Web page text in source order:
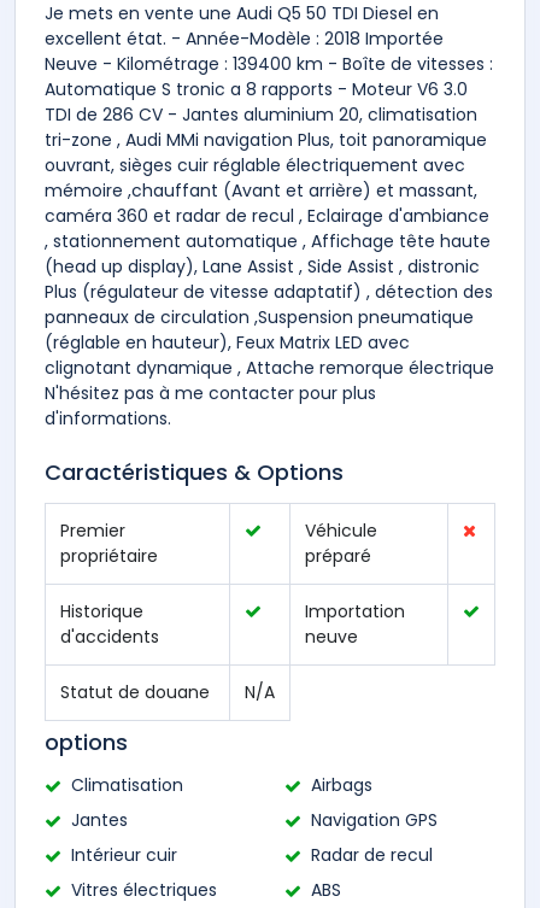
Je mets en vente une Audi Q5 50 TDI Diesel en
excellent état. - Année-Modèle : 2018 Importée
Neuve - Kilométrage : 139400 km - Boîte de vitesses :
Automatique S tronic a 8 rapports - Moteur V6 3.0
TDI de 286 CV - Jantes aluminium 20, climatisation
tri-zone , Audi MMi navigation Plus, toit panoramique
ouvrant, sièges cuir réglable électriquement avec
mémoire ,chauffant (Avant et arrière) et massant,
caméra 360 et radar de recul , Eclairage d'ambiance
, stationnement automatique , Affichage tête haute
(head up display), Lane Assist , Side Assist , distronic
Plus (régulateur de vitesse adaptatif) , détection des
panneaux de circulation ,Suspension pneumatique
(réglable en hauteur), Feux Matrix LED avec
clignotant dynamique , Attache remorque électrique
N'hésitez pas à me contacter pour plus
d'informations.
Caractéristiques & Options
Premier
propriétaire
Véhicule
préparé
Historique
d'accidents
Importation
neuve
Statut de douane N/A
options
Climatisation
Airbags
Jantes
Navigation GPS
Intérieur cuir
Radar de recul
Vitres électriques
ABS